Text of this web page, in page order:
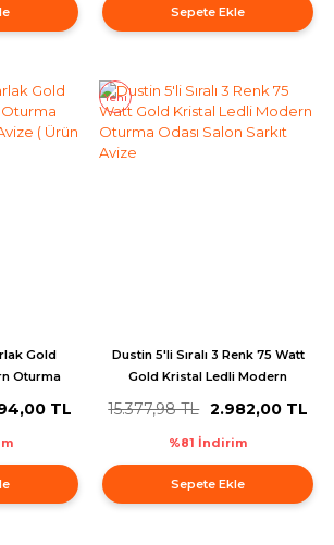
Sepete Ekle
Gold
Oturma
TL
Yeni
Dustin 5'li Sıralı 3 Renk 75 Watt
Gold Kristal Ledli Modern
Avize
15.377,98 TL 2.982,00 TL
%81 İndirim
Sepete Ekle